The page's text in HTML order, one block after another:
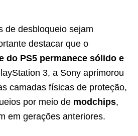
de desbloqueio sejam
destacar que o
do PS5 permanece sólido e
3, a Sony aprimorou
camadas físicas de proteção,
por meio de modchips,
em gerações anteriores.